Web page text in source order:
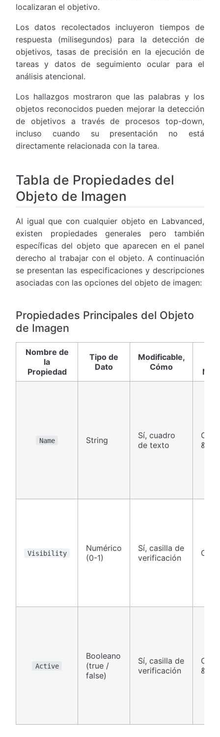
localizaran el objetivo.
Los datos recolectados incluyeron tiempos de
respuesta (milisegundos) para la detección de
objetivos, tasas de precisión en la ejecución de
tareas y datos de seguimiento ocular para el
análisis atencional.
Los hallazgos mostraron que las palabras y los
objetos reconocidos pueden mejorar la detección
de objetivos a través de procesos top-down,
incluso cuando su presentación no está
directamente relacionada con la tarea.
Tabla de Propiedades del
Objeto de Imagen
Al igual que con cualquier objeto en Labvanced,
existen propiedades generales pero también
específicas del objeto que aparecen en el panel
derecho al trabajar con el objeto. A continuación
se presentan las especificaciones y descripciones
asociadas con las opciones del objeto de imagen:
Propiedades Principales del Objeto
de Imagen
Nombre de
la
Propiedad
Tipo de
Dato
Modificable,
Cómo
Name String
Sí, cuadro
de texto
&
Visibility
Numérico
(0-1)
Sí, casilla de
verificación
Active
Booleano
(true /
false)
Sí, casilla de
verificación
&